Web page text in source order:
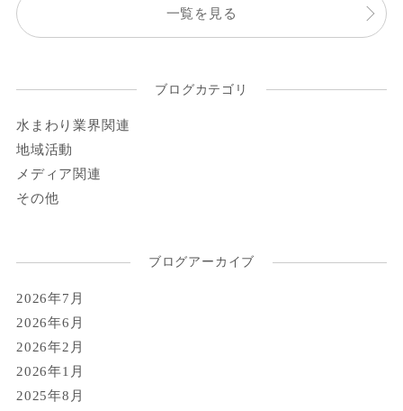
一覧を見る
ブログカテゴリ
水まわり業界関連
地域活動
メディア関連
その他
ブログアーカイブ
2026年7月
2026年6月
2026年2月
2026年1月
2025年8月